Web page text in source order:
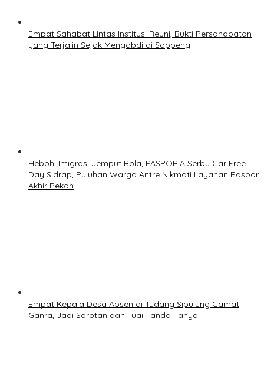
Empat Sahabat Lintas Institusi Reuni, Bukti Persahabatan
yang Terjalin Sejak Mengabdi di Soppeng
Heboh! Imigrasi Jemput Bola, PASPORIA Serbu Car Free
Day Sidrap, Puluhan Warga Antre Nikmati Layanan Paspor
Akhir Pekan
Empat Kepala Desa Absen di Tudang Sipulung Camat
Ganra, Jadi Sorotan dan Tuai Tanda Tanya